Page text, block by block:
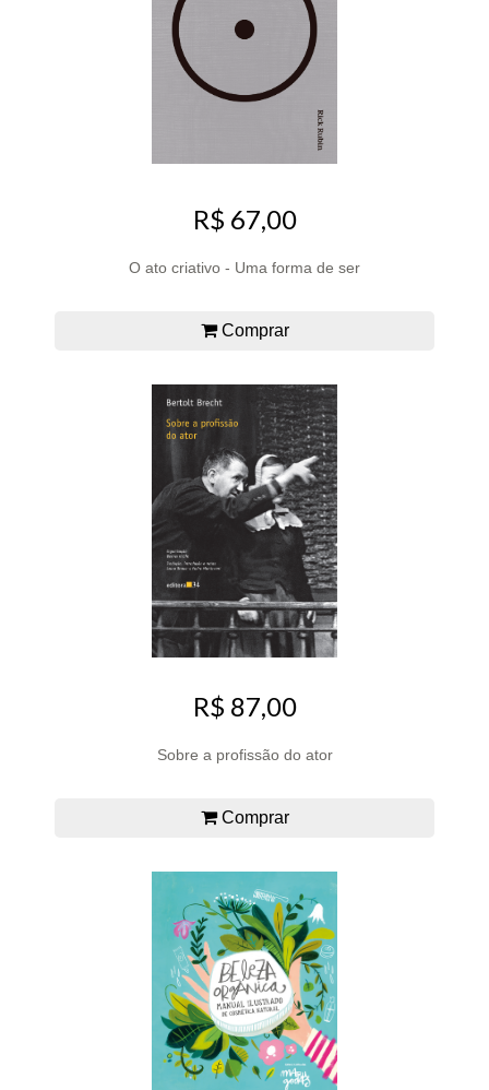
R$ 67,00
O ato criativo - Uma forma de ser
Comprar
R$ 87,00
Sobre a profissão do ator
Comprar